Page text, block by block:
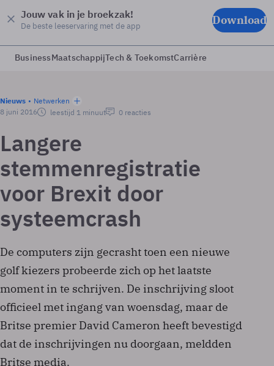
Jouw vak in je broekzak!
De beste leeservaring met de app Download
BusinessMaatschappijTech & ToekomstCarrière
Nieuws
Netwerken
8 juni 2016
leestijd 1 minuut 0 reacties
Langere
stemmenregistratie
voor Brexit door
systeemcrash
De computers zijn gecrasht toen een nieuwe
golf kiezers probeerde zich op het laatste
moment in te schrijven. De inschrijving sloot
officieel met ingang van woensdag, maar de
Britse premier David Cameron heeft bevestigd
dat de inschrijvingen nu doorgaan, meldden
Britse media.